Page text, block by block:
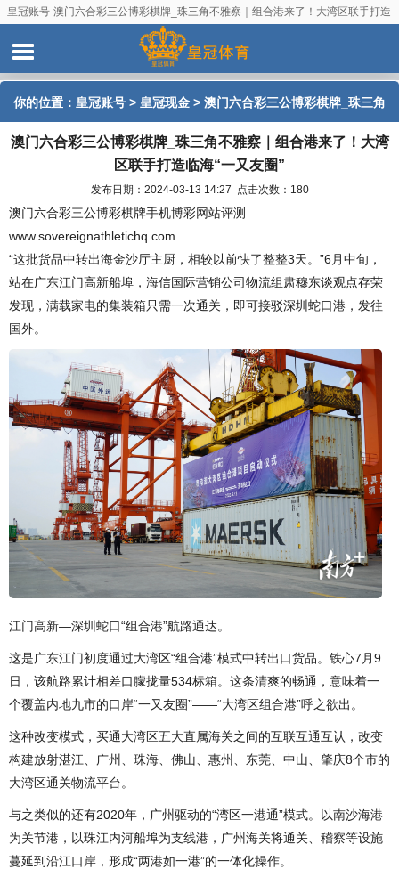
皇冠账号-澳门六合彩三公博彩棋牌_珠三角不雅察｜组合港来了！大湾区联手打造
你的位置： 皇冠账号 > 皇冠现金 > 澳门六合彩三公博彩棋牌_珠三角
不雅察｜组合港来了！大湾区联手打造临海“一又友圈”
澳门六合彩三公博彩棋牌_珠三角不雅察｜组合港来了！大湾
区联手打造临海“一又友圈”
发布日期：2024-03-13 14:27 点击次数：180
澳门六合彩三公博彩棋牌手机博彩网站评测
www.sovereignathletichq.com
“这批货品中转出海金沙厅主厨，相较以前快了整整3天。”6月中旬，
站在广东江门高新船埠，海信国际营销公司物流组肃穆东谈观点存荣
发现，满载家电的集装箱只需一次通关，即可接驳深圳蛇口港，发往
国外。
江门高新—深圳蛇口“组合港”航路通达。
这是广东江门初度通过大湾区“组合港”模式中转出口货品。铁心7月9
日，该航路累计相差口朦拢量534标箱。这条清爽的畅通，意味着一
个覆盖内地九市的口岸“一又友圈”——“大湾区组合港”呼之欲出。
这种改变模式，买通大湾区五大直属海关之间的互联互通互认，改变
构建放射湛江、广州、珠海、佛山、惠州、东莞、中山、肇庆8个市的
大湾区通关物流平台。
与之类似的还有2020年，广州驱动的“湾区一港通”模式。以南沙海港
为关节港，以珠江内河船埠为支线港，广州海关将通关、稽察等设施
蔓延到沿江口岸，形成“两港如一港”的一体化操作。